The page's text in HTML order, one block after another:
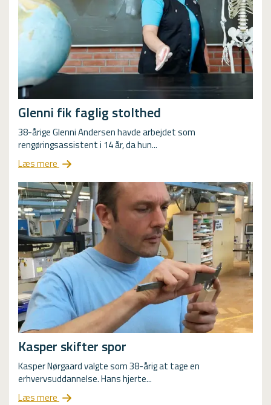
Glenni fik faglig stolthed
38-årige Glenni Andersen havde arbejdet som
rengøringsassistent i 14 år, da hun...
Læs mere
Kasper skifter spor
Kasper Nørgaard valgte som 38-årig at tage en
erhvervsuddannelse. Hans hjerte...
Læs mere